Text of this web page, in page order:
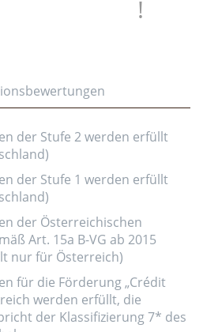
der Stufe 2 werden erfüllt
der Stufe 1 werden erfüllt
der Österreichischen
Art. 15a B-VG ab 2015
nur für Österreich)
für die Förderung „Crédit
werden erfüllt, die
der Klassifizierung 7* des